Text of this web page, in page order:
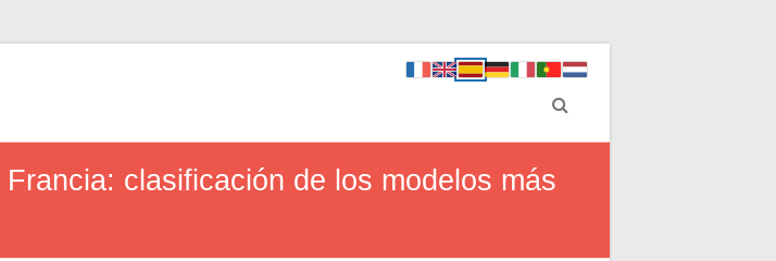
clasificación de los modelos más